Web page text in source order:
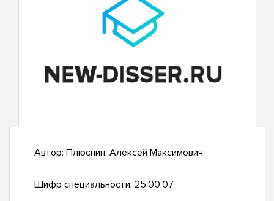
Автор: Плюснин, Алексей Максимович
Шифр специальности: 25.00.07